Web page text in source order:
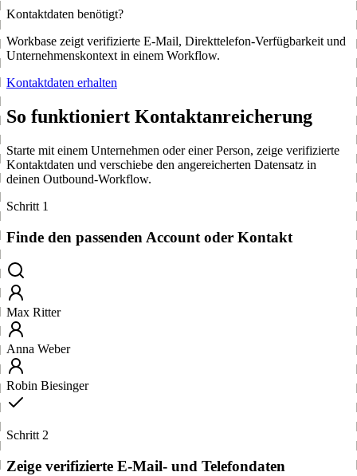
Kontaktdaten benötigt?
Workbase zeigt verifizierte E-Mail, Direkttelefon-Verfügbarkeit und
Unternehmenskontext in einem Workflow.
Kontaktdaten erhalten
So funktioniert Kontaktanreicherung
Starte mit einem Unternehmen oder einer Person, zeige verifizierte
Kontaktdaten und verschiebe den angereicherten Datensatz in
deinen Outbound-Workflow.
Schritt 1
Finde den passenden Account oder Kontakt
Max Ritter
Anna Weber
Robin Biesinger
Schritt 2
Zeige verifizierte E-Mail- und Telefondaten